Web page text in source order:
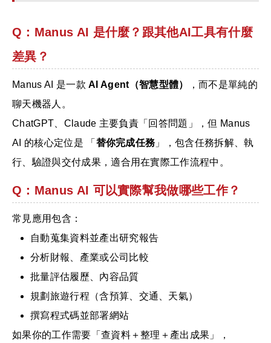
Q：Manus AI 是什麼？跟其他AI工具有什麼
差異？
Manus AI 是一款 AI Agent（智慧型體）
，而不是單純的
聊天機器人。
ChatGPT、Claude 主要負責「回答問題」，但 Manus
AI 的核心定位是 「 替你完成任務 」，包含任務拆解、執
行、驗證與交付成果，適合用在實際工作流程中。
Q：Manus AI 可以實際幫我做哪些工作？
常見應用包含：
自動蒐集資料並產出研究報告
分析財報、產業或公司比較
批量評估履歷、內容品質
規劃旅遊行程（含預算、交通、天氣）
撰寫程式碼並部署網站
如果你的工作需要「查資料＋整理＋產出成果」，